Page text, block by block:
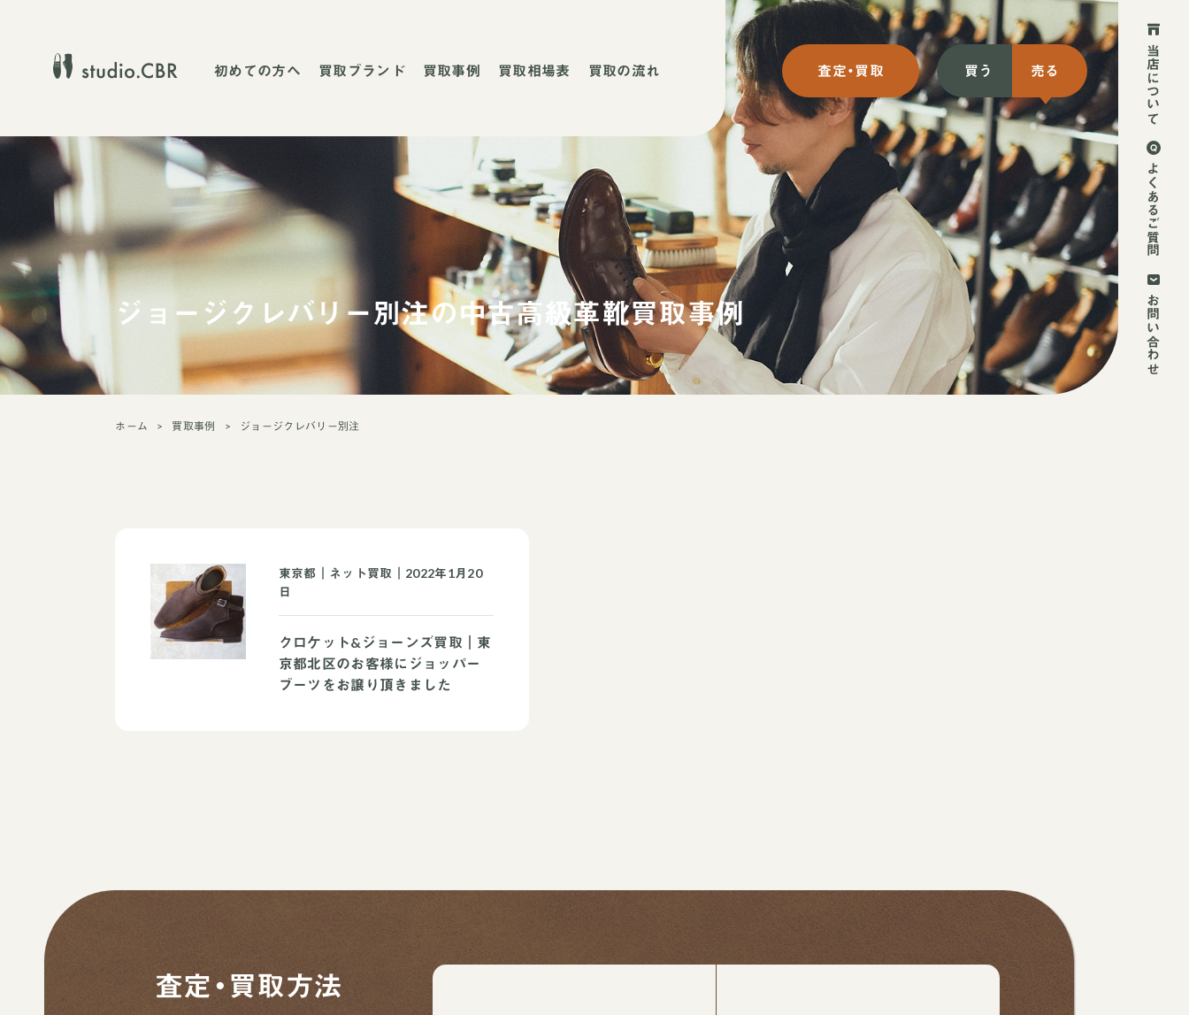
初めての方へ 買取ブランド 買取事例 買取相場表 買取の流れ 買う 売る
査定・買取
ネット買取 初めての方
ネット買取 2回目以降の方
店頭買取
当店について
よくあるご質問
お問い合わせ
ジョージクレバリー別注の中古高級革靴買取事例
ホーム 買取事例 ジョージクレバリー別注
東京都｜ネット買取｜2022年1月20
日
クロケット&ジョーンズ買取｜東
京都北区のお客様にジョッパー
ブーツをお譲り頂きました
査定・買取方法